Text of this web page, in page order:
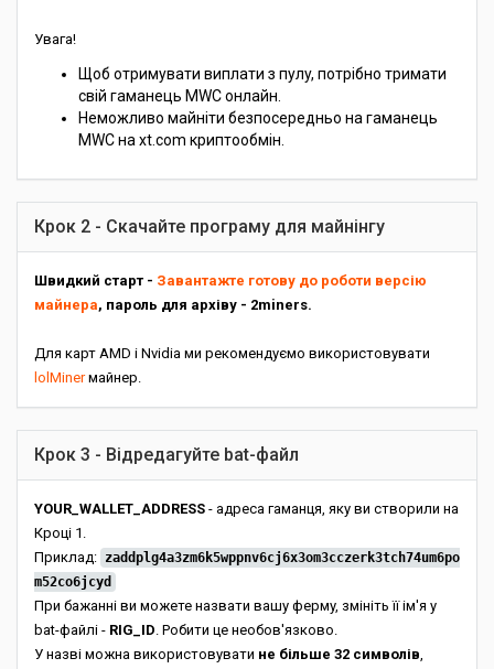
Увага!
Щоб отримувати виплати з пулу, потрібно тримати
свій гаманець MWC онлайн.
Неможливо майніти безпосередньо на гаманець
MWC на xt.com криптообмін.
Крок 2 - Скачайте програму для майнінгу
Швидкий старт - Завантажте готову до роботи версію
майнера, пароль для архіву - 2miners.
Для карт AMD і Nvidia ми рекомендуємо використовувати
lolMinerмайнер.
Крок 3 - Відредагуйте bat-файл
YOUR_WALLET_ADDRESS - адреса гаманця, яку ви створили на
Кроці 1.
Приклад: zaddplg4a3zm6k5wppnv6cj6x3om3cczerk3tch74um6po
m52co6jcyd
При бажанні ви можете назвати вашу ферму, змініть її ім'я у
bat-файлі - RIG_ID. Робити це необов'язково.
У назві можна використовувати не більше 32 символів,